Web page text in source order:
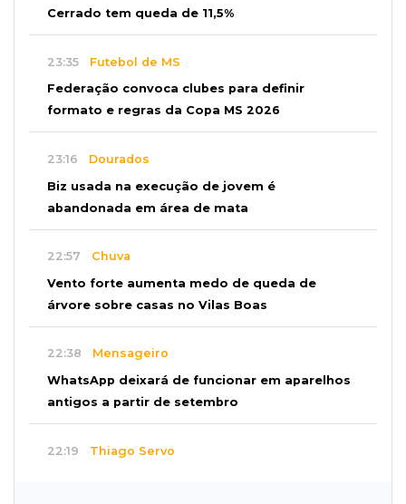
Cerrado tem queda de 11,5%
23:35 Futebol de MS
Federação convoca clubes para definir
formato e regras da Copa MS 2026
23:16 Dourados
Biz usada na execução de jovem é
abandonada em área de mata
22:57 Chuva
Vento forte aumenta medo de queda de
árvore sobre casas no Vilas Boas
22:38 Mensageiro
WhatsApp deixará de funcionar em aparelhos
antigos a partir de setembro
22:19 Thiago Servo